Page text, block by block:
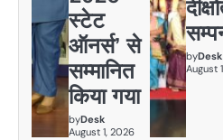
स्टेट
ऑनर्स’ से
सम्मानित
किया गया
byDesk
August 1, 2026
byDesk
August